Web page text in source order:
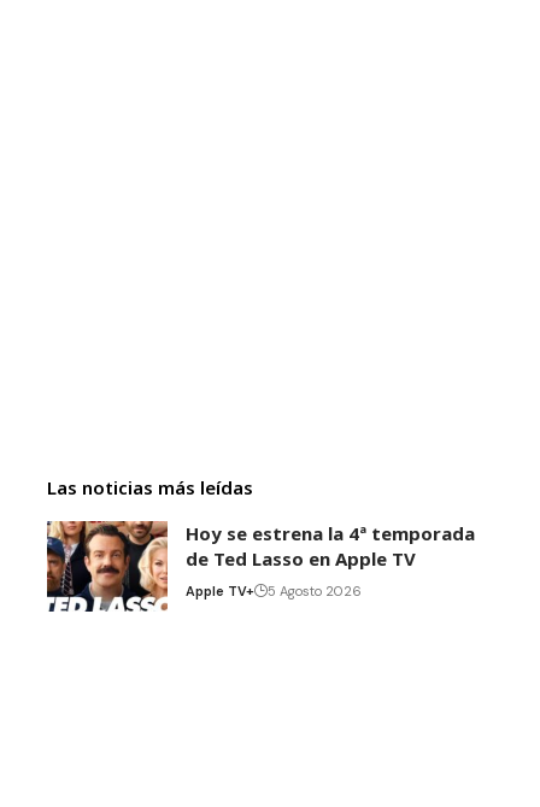
Las noticias más leídas
Hoy se estrena la 4ª temporada
de Ted Lasso en Apple TV
Apple TV+ 5 Agosto 2026